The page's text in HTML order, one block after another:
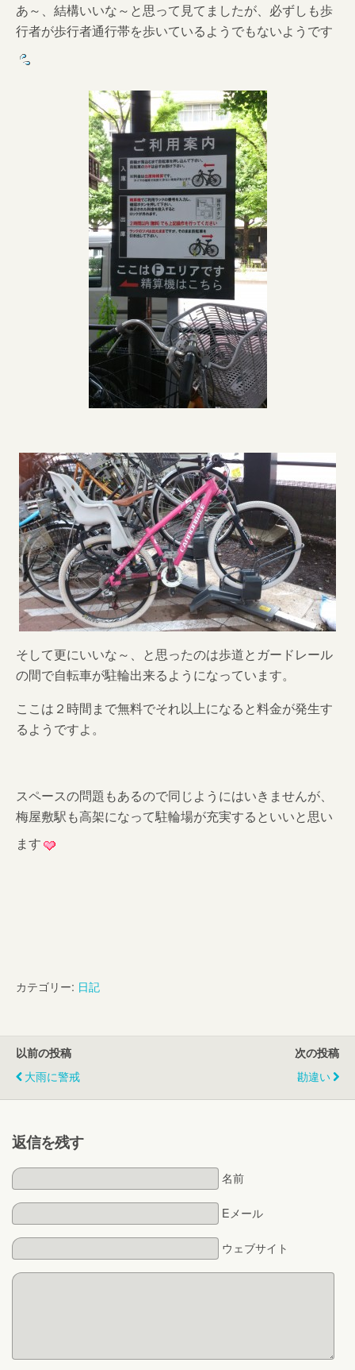
あ～、結構いいな～と思って見てましたが、必ずしも歩
行者が歩行者通行帯を歩いているようでもないようです
そして更にいいな～、と思ったのは歩道とガードレール
の間で自転車が駐輪出来るようになっています。
ここは２時間まで無料でそれ以上になると料金が発生す
るようですよ。
スペースの問題もあるので同じようにはいきませんが、
梅屋敷駅も高架になって駐輪場が充実するといいと思い
ます
カテゴリー: 日記
以前の投稿
大雨に警戒
次の投稿
勘違い
返信を残す
名前
Eメール
ウェブサイト